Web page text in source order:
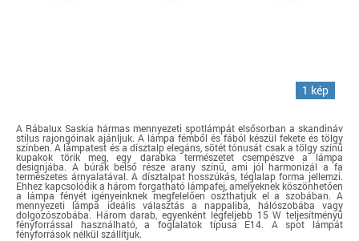
1 kép
A Rábalux Saskia hármas mennyezeti spotlámpát elsősorban a skandináv
stílus rajongóinak ajánljuk. A lámpa fémből és fából készül fekete és tölgy
színben. A lámpatest és a dísztalp elegáns, sötét tónusát csak a tölgy színű
kupakok törik meg, egy darabka természetet csempészve a lámpa
designjába. A búrák belső része arany színű, ami jól harmonizál a fa
természetes árnyalatával. A dísztalpat hosszúkás, téglalap forma jellemzi.
Ehhez kapcsolódik a három forgatható lámpafej, amelyeknek köszönhetően
a lámpa fényét igényeinknek megfelelően oszthatjuk el a szobában. A
mennyezeti lámpa ideális választás a nappaliba, hálószobába vagy
dolgozószobába. Három darab, egyenként legfeljebb 15 W teljesítményű
fényforrással használható, a foglalatok típusa E14. A spot lámpát
fényforrások nélkül szállítjuk.